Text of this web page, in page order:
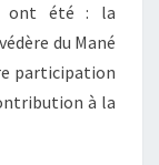
ont été : la
du Mané
participation
à la